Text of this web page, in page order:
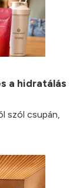
a hidratálás
szól csupán,